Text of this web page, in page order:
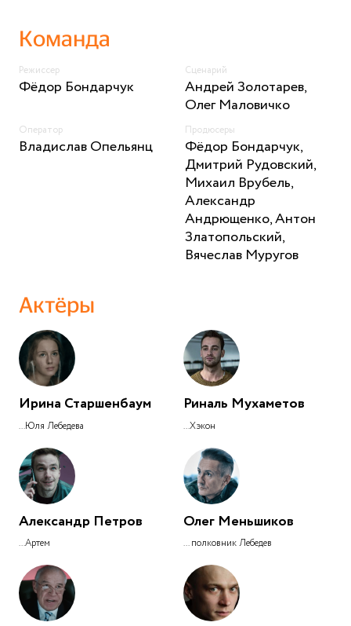
Команда
Режиссер
Фёдор Бондарчук
Сценарий
Андрей Золотарев,
Олег Маловичко
Оператор
Владислав Опельянц
Продюсеры
Фёдор Бондарчук,
Дмитрий Рудовский,
Михаил Врубель,
Александр
Андрющенко, Антон
Златопольский,
Вячеслав Муругов
Актёры
Ирина Старшенбаум
...Юля Лебедева
Риналь Мухаметов
...Хэкон
Александр Петров
...Артем
Олег Меньшиков
... полковник Лебедев